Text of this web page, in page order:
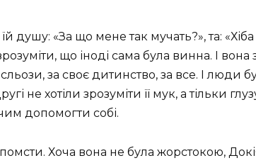
душу: «За що мене так мучать?», та: «Хіба
що іноді сама була винна. І
за своє дитинство, за все. І люди
не хотіли зрозуміти її мук, а тільки
допомогти собі.
помсти. Хоча вона не була жорстокою,